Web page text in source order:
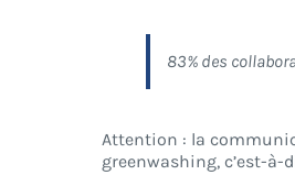
83% des
Attention : la
greenwashing, c’est-